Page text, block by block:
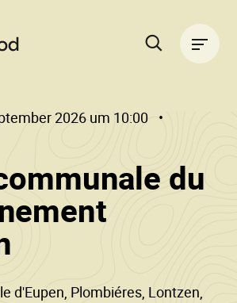
du
Wallowood
2026 um 10:00
d'Eupen, Plombiéres, Lontzen,
Website